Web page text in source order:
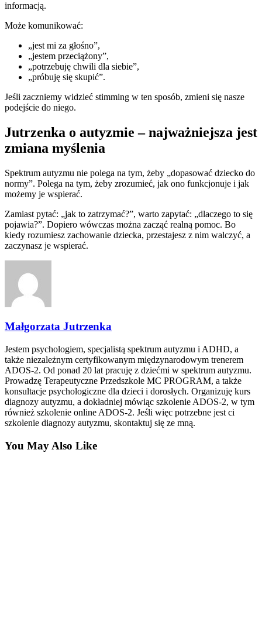
informacją.
Może komunikować:
„jest mi za głośno”,
„jestem przeciążony”,
„potrzebuję chwili dla siebie”,
„próbuję się skupić”.
Jeśli zaczniemy widzieć stimming w ten sposób, zmieni się nasze
podejście do niego.
Jutrzenka o autyzmie – najważniejsza jest
zmiana myślenia
Spektrum autyzmu nie polega na tym, żeby „dopasować dziecko do
normy”. Polega na tym, żeby zrozumieć, jak ono funkcjonuje i jak
możemy je wspierać.
Zamiast pytać: „jak to zatrzymać?”, warto zapytać: „dlaczego to się
pojawia?”. Dopiero wówczas można zacząć realną pomoc. Bo
kiedy rozumiesz zachowanie dziecka, przestajesz z nim walczyć, a
zaczynasz je wspierać.
Małgorzata Jutrzenka
Jestem psychologiem, specjalistą spektrum autyzmu i ADHD, a
także niezależnym certyfikowanym międzynarodowym trenerem
ADOS-2. Od ponad 20 lat pracuję z dziećmi w spektrum autyzmu.
Prowadzę Terapeutyczne Przedszkole MC PROGRAM, a także
konsultacje psychologiczne dla dzieci i dorosłych. Organizuję kurs
diagnozy autyzmu, a dokładniej mówiąc szkolenie ADOS-2, w tym
również szkolenie online ADOS-2. Jeśli więc potrzebne jest ci
szkolenie diagnozy autyzmu, skontaktuj się ze mną.
You May Also Like